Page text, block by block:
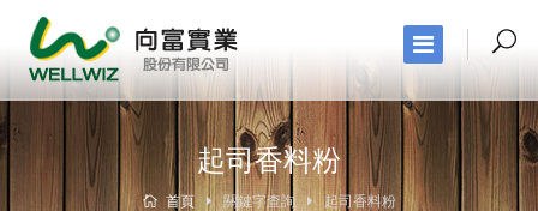
起司香料粉
首頁 關鍵字查詢 起司香料粉